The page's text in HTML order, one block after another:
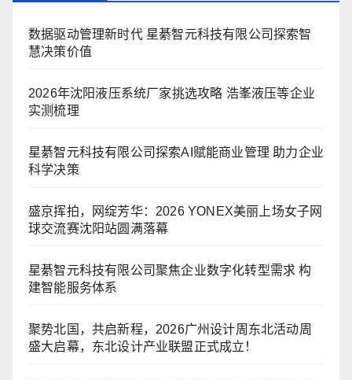
数据驱动管理新时代 星綦智元科技有限公司探索智
慧决策价值
2026年沈阳液压系统厂家挑选攻略 浩峯液压等企业
实测梳理
星綦智元科技有限公司探索AI赋能商业管理 助力企业
科学决策
盛京挥拍，网绽芳华：2026 YONEX美丽上场女子网
球交流赛沈阳站圆满落幕
星綦智元科技有限公司聚焦企业数字化转型需求 构
建智能服务体系
聚势北国，共启新程，2026广州设计周东北活动周
盛大启幕，东北设计产业联盟正式成立！